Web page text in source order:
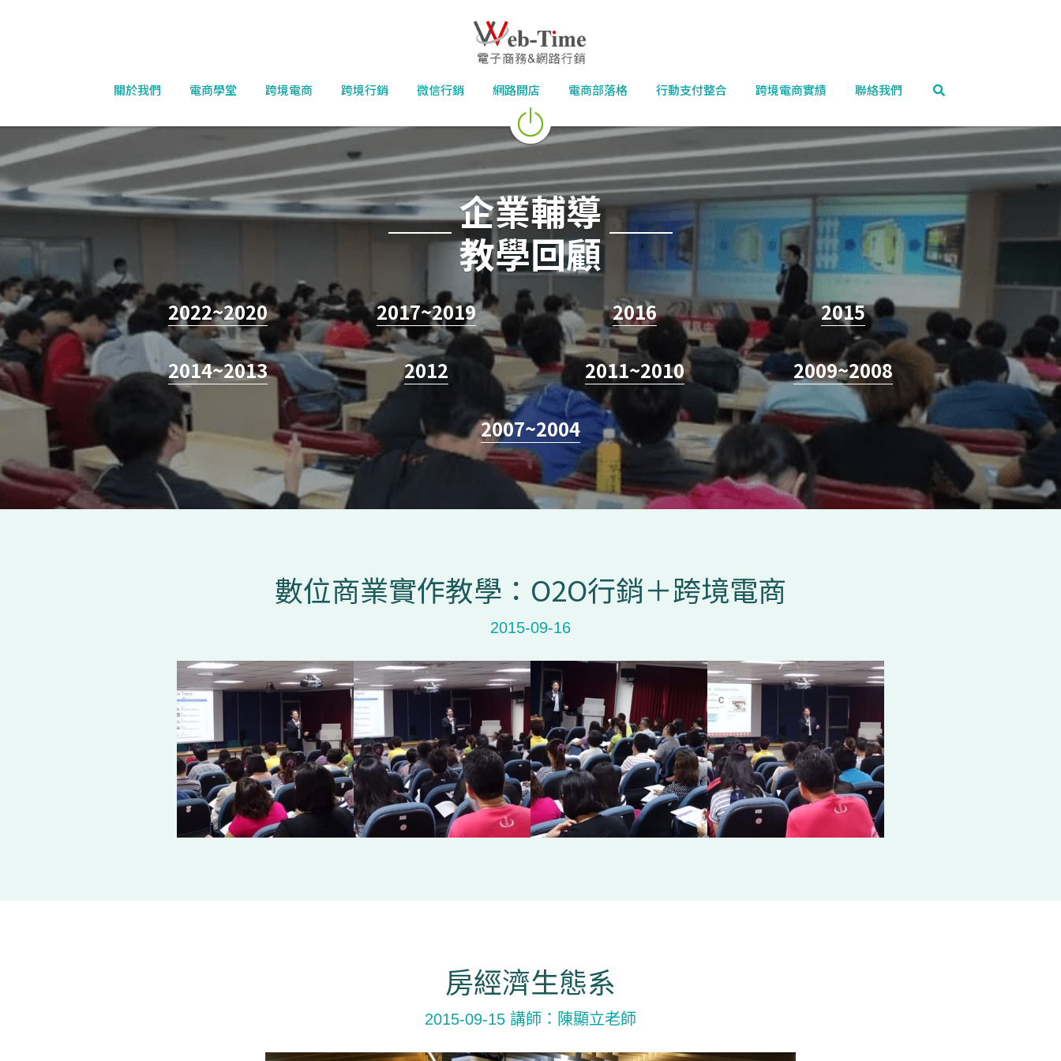
關於我們 電商學堂 跨境電商 跨境行銷 微信行銷 網路開店 電商部落格 行動支付整合 跨境電商實績 聯絡我們
企業輔導
教學回顧
2022~2020 2017~2019 2016 2015
2014~2013 2012 2011~2010 2009~2008
2007~2004
數位商業實作教學：O2O行銷＋跨境電商
2015-09-16
房經濟生態系
2015-09-15 講師：陳顯立老師